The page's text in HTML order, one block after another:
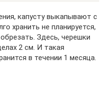
капусту выкапывают с
хранить не планируется,
Здесь, черешки
2 см. И такая
в течении 1 месяца.